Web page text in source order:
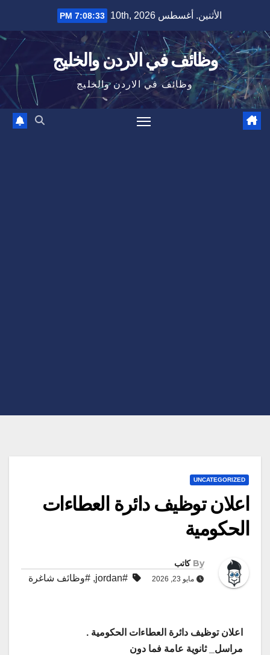
content
الأثنين. أغسطس 10th, 2026 7:08:34 PM
وظائف في الاردن والخليج
وظائف في الاردن والخليج
UNCATEGORIZED
اعلان توظيف دائرة العطاءات
الحكومية
By كاتب
مايو 23, 2026 #jordan
, #وظائف شاغرة
اعلان توظيف دائرة العطاءات الحكومية .
مراسل_ ثانوية عامة فما دون